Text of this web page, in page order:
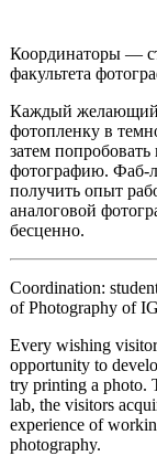
Координаторы —
факультета
Каждый желающий
фотопленку в
затем попробовать
фотографию. Фаб-
получить опыт
аналоговой
бесценно.
Coordination:
of Photography of
Every wishing
opportunity to
try printing a photo.
lab, the visitors
experience of
photography.